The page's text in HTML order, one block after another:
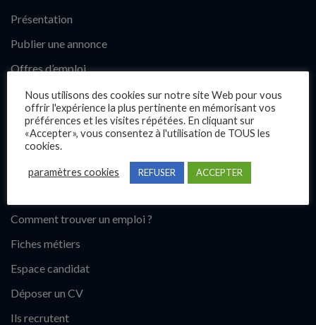
Présentation
Publier une annonce
Offres d’emploi
Questions fréquentes
Blog
Contact
Comment trouver un emploi ?
Fiches métiers
Espace candidat
Déposer un CV
Ils recrutent
Nous utilisons des cookies sur notre site Web pour vous
offrir l'expérience la plus pertinente en mémorisant vos
préférences et les visites répétées. En cliquant sur
«Accepter», vous consentez à l'utilisation de TOUS les
cookies.
paramètres cookies REFUSER ACCEPTER